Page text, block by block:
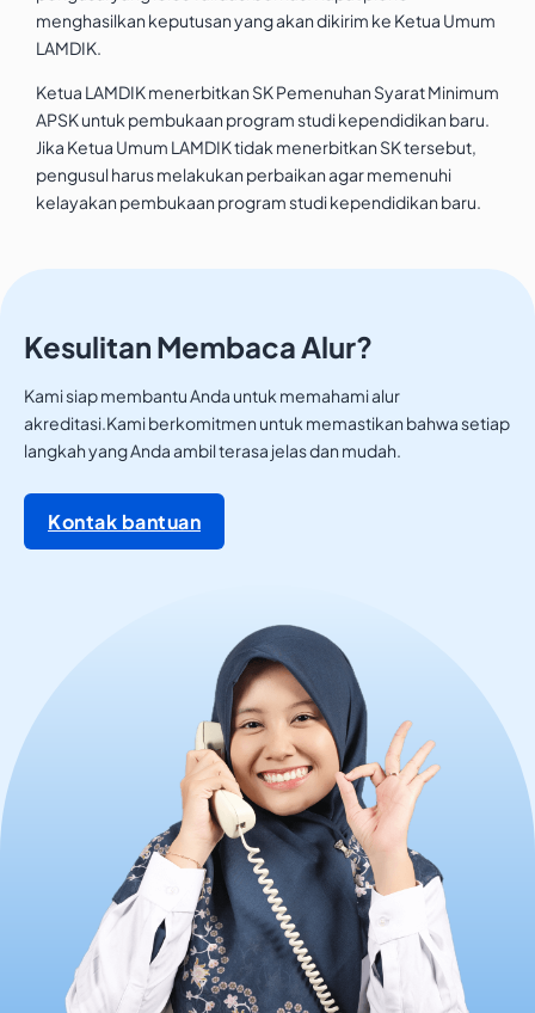
menghasilkan keputusan yang akan dikirim ke Ketua Umum
LAMDIK.
Ketua LAMDIK menerbitkan SK Pemenuhan Syarat Minimum
APSK untuk pembukaan program studi kependidikan baru.
Jika Ketua Umum LAMDIK tidak menerbitkan SK tersebut,
pengusul harus melakukan perbaikan agar memenuhi
kelayakan pembukaan program studi kependidikan baru.
Kesulitan Membaca Alur?
Kami siap membantu Anda untuk memahami alur
akreditasi.Kami berkomitmen untuk memastikan bahwa setiap
langkah yang Anda ambil terasa jelas dan mudah.
Kontak bantuan